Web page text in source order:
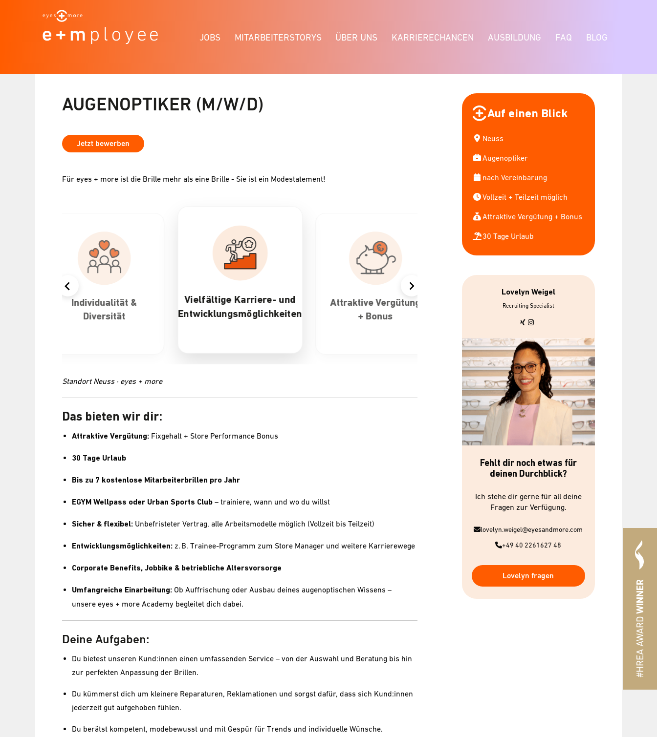
JOBS MITARBEITERSTORYS ÜBER UNS KARRIERECHANCEN AUSBILDUNG FAQ BLOG
#HREA AWARD
WINNER
AUGENOPTIKER (M/W/D)
Jetzt bewerben
Für eyes + more ist die Brille mehr als eine Brille - Sie ist ein Modestatement!
Vielfältige Karriere- und
Entwicklungsmöglichkeiten
Attraktive Vergütung
+ Bonus
30 Tage Urlaub &
flexible
bis zu 7 gratis
Mitarbeiterbrillen
Standort Neuss · eyes + more
Das bieten wir dir:
Attraktive Vergütung: Fixgehalt + Store Performance Bonus
30 Tage Urlaub
Bis zu 7 kostenlose Mitarbeiterbrillen pro Jahr
EGYM Wellpass oder Urban Sports Club – trainiere, wann und wo du willst
Sicher & flexibel: Unbefristeter Vertrag, alle Arbeitsmodelle möglich (Vollzeit bis Teilzeit)
Entwicklungsmöglichkeiten: z. B. Trainee-Programm zum Store Manager und weitere Karrierewege
Corporate Benefits, Jobbike & betriebliche Altersvorsorge
Umfangreiche Einarbeitung: Ob Auffrischung oder Ausbau deines augenoptischen Wissens –
unsere eyes + more Academy begleitet dich dabei.
Deine Aufgaben:
Du bietest unseren Kund:innen einen umfassenden Service – von der Auswahl und Beratung bis hin
zur perfekten Anpassung der Brillen.
Du kümmerst dich um kleinere Reparaturen, Reklamationen und sorgst dafür, dass sich Kund:innen
jederzeit gut aufgehoben fühlen.
Du berätst kompetent, modebewusst und mit Gespür für Trends und individuelle Wünsche.
Auf einen Blick
Neuss
Augenoptiker
nach Vereinbarung
Vollzeit + Teilzeit möglich
Attraktive Vergütung + Bonus
30 Tage Urlaub
Lovelyn Weigel
Recruiting Specialist
Fehlt dir noch etwas für
deinen Durchblick?
Ich stehe dir gerne für all deine
Fragen zur Verfügung.
lovelyn.weigel@eyesandmore.com
+49 40 2261627 48
Lovelyn fragen